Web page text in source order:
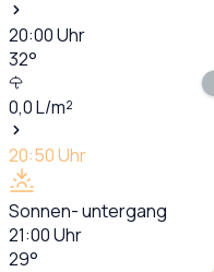
20:00Uhr
32°
0,0L/m²
20:50Uhr
Sonnen- untergang
21:00Uhr
29°